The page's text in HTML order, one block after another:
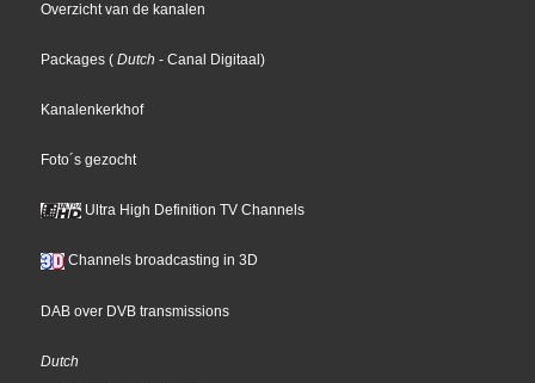
Overzicht van de kanalen
Packages ( Dutch - Canal Digitaal)
Kanalenkerkhof
Foto´s gezocht
Ultra High Definition TV Channels
Channels broadcasting in 3D
DAB over DVB transmissions
Dutch